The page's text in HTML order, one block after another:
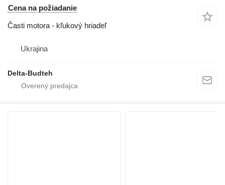
Cena na požiadanie
Časti motora - kľukový hriadeľ
Ukrajina
Delta-Budteh